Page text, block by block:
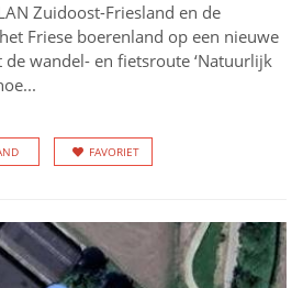
Zuidoost-Friesland en de
Friese boerenland op een nieuwe
wandel- en fietsroute ‘Natuurlijk
FAVORIET